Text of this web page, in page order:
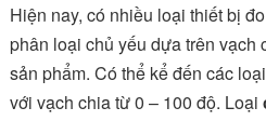
Hiện nay, có nhiều loại thiết bị
phân loại chủ yếu dựa trên vạch
sản phẩm. Có thể kể đến các loại
với vạch chia từ 0 – 100 độ. Loại